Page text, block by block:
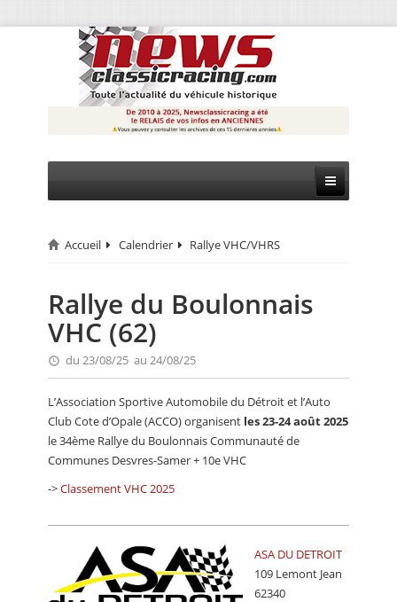
CIRCUIT
RALLYE
MONTAGNE
EVÈNEMENTS
CALENDRIER
FOCUS
PETITES ANNONCES
Accueil Calendrier Rallye VHC/VHRS
Rallye du Boulonnais
VHC (62)
du 23/08/25 au 24/08/25
L’Association Sportive Automobile du Détroit et l’Auto
Club Cote d’Opale (ACCO) organisent les 23-24 août 2025
le 34ème Rallye du Boulonnais Communauté de
Communes Desvres-Samer + 10e VHC
->Classement VHC 2025
ASA DU DETROIT
109 Lemont Jean
62340